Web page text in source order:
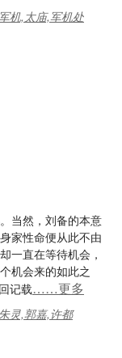
机,太庙,军机处
当然，刘备的本意
家性命便从此不由
一直在等待机会，
机会来的如此之
记载……更多
灵,郭嘉,许都